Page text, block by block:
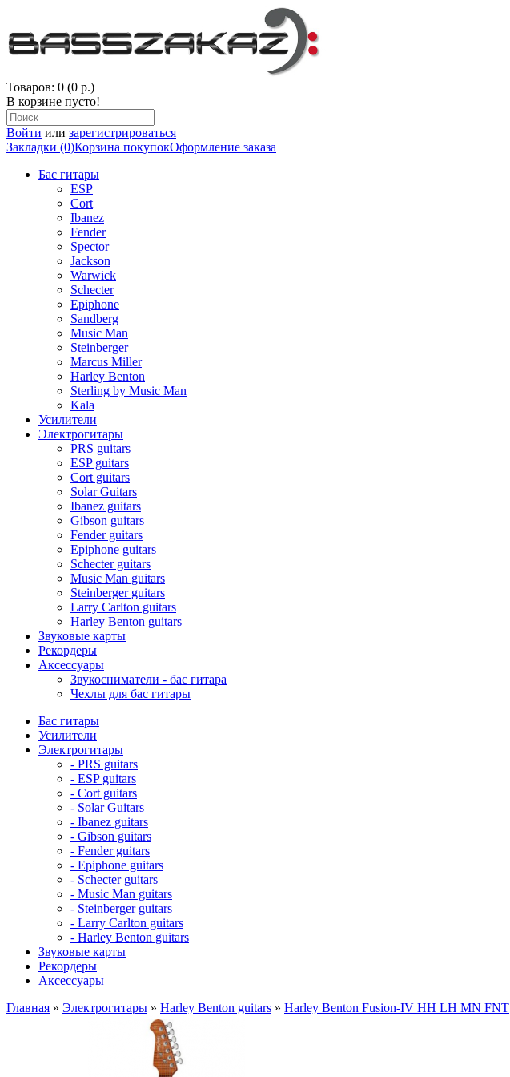
Товаров: 0 (0 р.)
В корзине пусто!
Войти или зарегистрироваться
Закладки (0)Корзина покупокОформление заказа
Бас гитары
ESP
Cort
Ibanez
Fender
Spector
Jackson
Warwick
Schecter
Epiphone
Sandberg
Music Man
Steinberger
Marcus Miller
Harley Benton
Sterling by Music Man
Kala
Усилители
Электрогитары
PRS guitars
ESP guitars
Cort guitars
Solar Guitars
Ibanez guitars
Gibson guitars
Fender guitars
Epiphone guitars
Schecter guitars
Music Man guitars
Steinberger guitars
Larry Carlton guitars
Harley Benton guitars
Звуковые карты
Рекордеры
Аксессуары
Звукосниматели - бас гитара
Чехлы для бас гитары
Бас гитары
Усилители
Электрогитары
- PRS guitars
- ESP guitars
- Cort guitars
- Solar Guitars
- Ibanez guitars
- Gibson guitars
- Fender guitars
- Epiphone guitars
- Schecter guitars
- Music Man guitars
- Steinberger guitars
- Larry Carlton guitars
- Harley Benton guitars
Звуковые карты
Рекордеры
Аксессуары
Главная » Электрогитары » Harley Benton guitars » Harley Benton Fusion-IV HH LH MN FNT